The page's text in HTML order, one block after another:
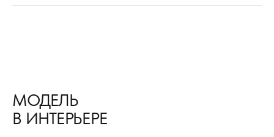
МОДЕЛЬ
В ИНТЕРЬЕРЕ